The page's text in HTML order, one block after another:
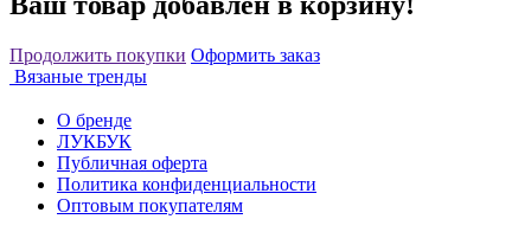
Продолжить покупки Оформить заказ
Вязаные тренды
О бренде
ЛУКБУК
Публичная оферта
Политика конфиденциальности
Оптовым покупателям